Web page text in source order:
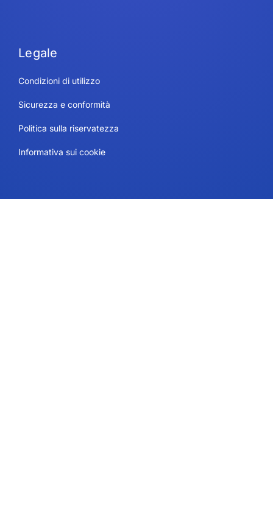
Legale
Condizioni di utilizzo
Sicurezza e conformità
Politica sulla riservatezza
Informativa sui cookie